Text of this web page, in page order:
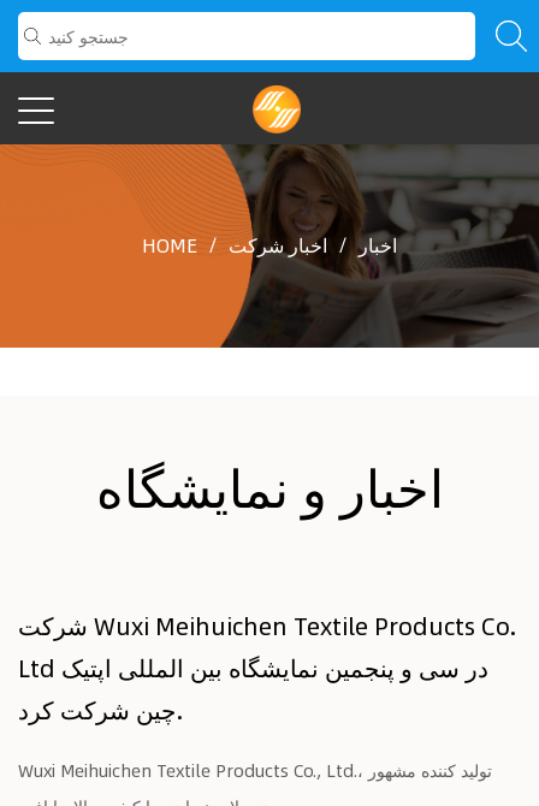
HOME / اخبار / اخبار شرکت
اخبار و نمایشگاه
شرکت Wuxi Meihuichen Textile Products Co.
Ltd در سی و پنجمین نمایشگاه بین المللی اپتیک
چین شرکت کرد.
Wuxi Meihuichen Textile Products Co., Ltd.، تولید کننده مشهور